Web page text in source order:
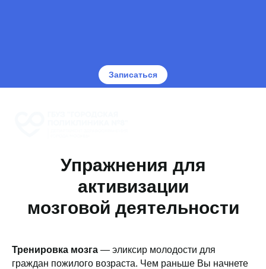
Записаться
Упражнения для
активизации
мозговой деятельности
Тренировка мозга — эликсир молодости для
граждан пожилого возраста. Чем раньше Вы начнете